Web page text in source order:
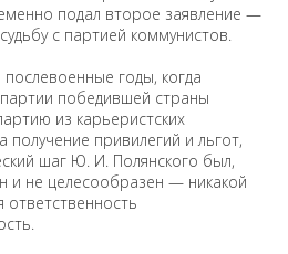
подал второе заявление —
с партией коммунистов.
годы, когда
победившей страны
из карьеристских
привилегий и льгот,
шаг Ю. И. Полянского был,
и не целесообразен — никакой